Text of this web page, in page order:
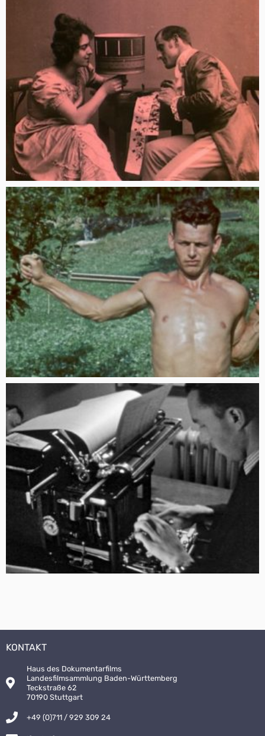
KONTAKT
Haus des Dokumentarfilms
Landesfilmsammlung Baden-Württemberg
Teckstraße 62
70190 Stuttgart
+49 (0)711 / 929 309 24